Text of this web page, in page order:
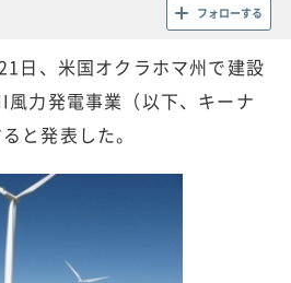
フォローする
日、米国オクラホマ州で建設
力発電事業（以下、キーナ
と発表した。